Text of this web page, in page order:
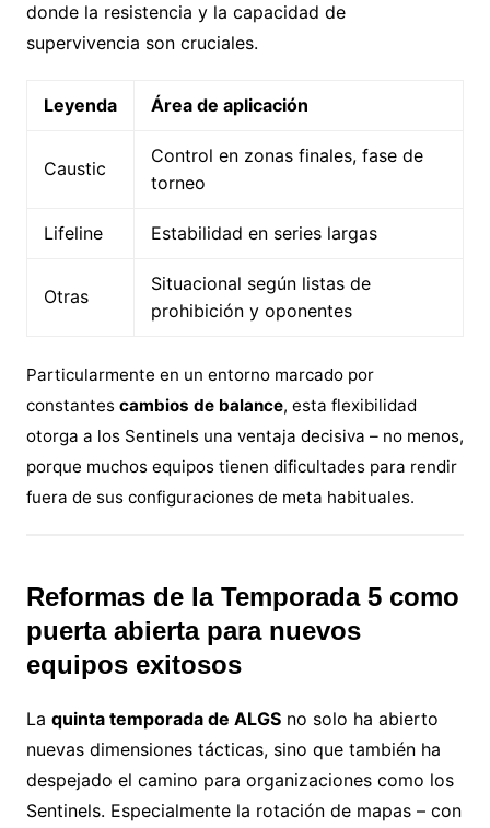
donde la resistencia y la capacidad de
supervivencia son cruciales.
Leyenda Área de aplicación
Caustic
Control en zonas finales, fase de
torneo
Lifeline Estabilidad en series largas
Otras
Situacional según listas de
prohibición y oponentes
Particularmente en un entorno marcado por
constantes cambios de balance, esta flexibilidad
otorga a los Sentinels una ventaja decisiva – no menos,
porque muchos equipos tienen dificultades para rendir
fuera de sus configuraciones de meta habituales.
Reformas de la Temporada 5 como
puerta abierta para nuevos
equipos exitosos
La quinta temporada de ALGSno solo ha abierto
nuevas dimensiones tácticas, sino que también ha
despejado el camino para organizaciones como los
Sentinels. Especialmente la rotación de mapas – con